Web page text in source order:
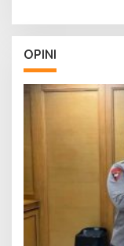
OPINI